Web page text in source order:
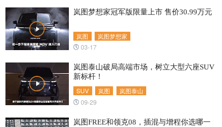
岚图 岚图梦想家
岚图梦想家冠军版限量上市 售价30.99万元
03-17
SUV 岚图 岚图泰山
岚图泰山破局高端市场，树立大型六座SUV
新标杆！
09-29
岚图FREE和领克08，插混与增程你选哪一